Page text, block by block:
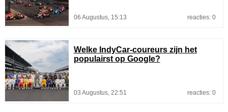
06 Augustus, 15:13 reacties: 0
Welke IndyCar-coureurs zijn het
populairst op Google?
03 Augustus, 22:51 reacties: 0